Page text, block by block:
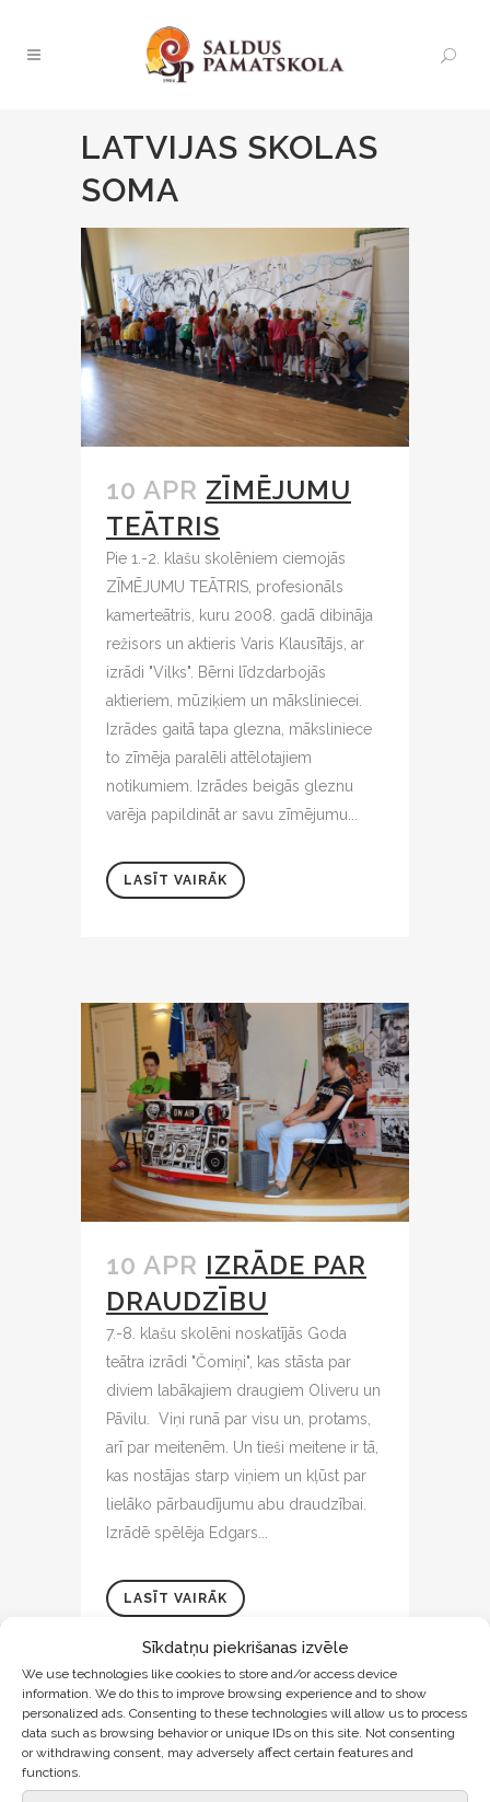
Sīkdatņu piekrišanas izvēle
We use technologies like cookies to store and/or access device
information. We do this to improve browsing experience and to show
personalized ads. Consenting to these technologies will allow us to process
data such as browsing behavior or unique IDs on this site. Not consenting
or withdrawing consent, may adversely affect certain features and
functions.
LATVIJAS SKOLAS
SOMA
10 APR ZĪMĒJUMU
TEĀTRIS
Pie 1.-2. klašu skolēniem ciemojās
ZĪMĒJUMU TEĀTRIS, profesionāls
kamerteātris, kuru 2008. gadā dibināja
režisors un aktieris Varis Klausītājs, ar
izrādi "Vilks". Bērni līdzdarbojās
aktieriem, mūziķiem un māksliniecei.
Izrādes gaitā tapa glezna, māksliniece
to zīmēja paralēli attēlotajiem
notikumiem. Izrādes beigās gleznu
varēja papildināt ar savu zīmējumu...
LASĪT VAIRĀK
10 APR IZRĀDE PAR
DRAUDZĪBU
7.-8. klašu skolēni noskatījās Goda
teātra izrādi "Čomiņi", kas stāsta par
diviem labākajiem draugiem Oliveru un
Pāvilu. Viņi runā par visu un, protams,
arī par meitenēm. Un tieši meitene ir tā,
kas nostājas starp viņiem un kļūst par
lielāko pārbaudījumu abu draudzībai.
Izrādē spēlēja Edgars...
LASĪT VAIRĀK